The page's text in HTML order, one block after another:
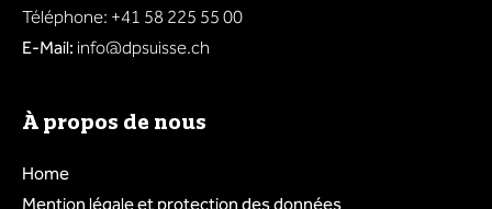
Téléphone: +41 58 225 55 00
E-Mail: info@dpsuisse.ch
À propos de nous
Home
Mention légale et protection des données